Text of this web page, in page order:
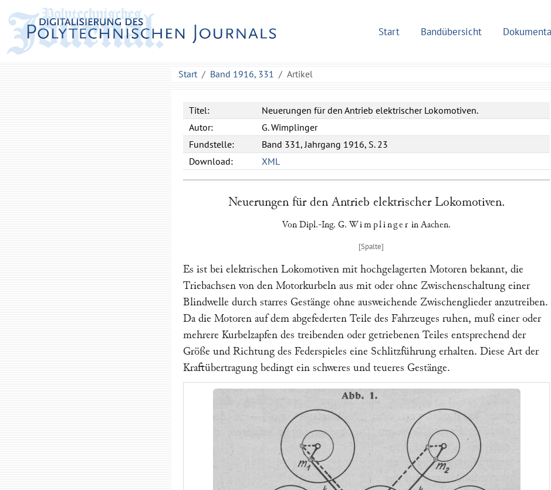
Start Bandübersicht
Start Band 1916, 331 Artikel
Titel:
Neuerungen für den Antrieb elektrischer Lokomotiven.
Autor:
G. Wimplinger
Fundstelle:
Band 331, Jahrgang 1916, S. 23
Download:
XML
Neuerungen für den Antrieb elektrischer Lokomotiven.
Von Dipl.-Ing. G. Wimplinger in Aachen.
Es ist bei elektrischen Lokomotiven mit hochgelagerten Motoren bekannt, die
Triebachsen von den Motorkurbeln aus mit oder ohne Zwischenschaltung einer
Blindwelle durch starres Gestänge ohne ausweichende Zwischenglieder anzutreiben.
Da die Motoren auf dem abgefederten Teile des Fahrzeuges ruhen, muß einer oder
mehrere Kurbelzapfen des treibenden oder getriebenen Teiles entsprechend der
Größe und Richtung des Federspieles eine Schlitzführung erhalten. Diese Art der
Kraftübertragung bedingt ein schweres und teueres Gestänge.